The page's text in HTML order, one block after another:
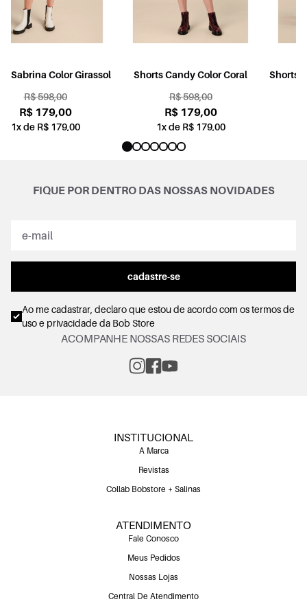
Shorts Candy Color Coral
R$ 598,00
R$ 179,00
1x de R$ 179,00
Shorts Sabrina Jogging Color
R$ 598,00
R$ 179,00
1x de R$ 179,00
FIQUE POR DENTRO DAS NOSSAS NOVIDADES
cadastre-se
Ao me cadastrar, declaro que estou de acordo com ostermos de
uso e privacidadeda Bob Store
ACOMPANHE NOSSAS REDES SOCIAIS
INSTITUCIONAL
A Marca
Revistas
Collab Bobstore + Salinas
ATENDIMENTO
Fale Conosco
Meus Pedidos
Nossas Lojas
Central De Atendimento